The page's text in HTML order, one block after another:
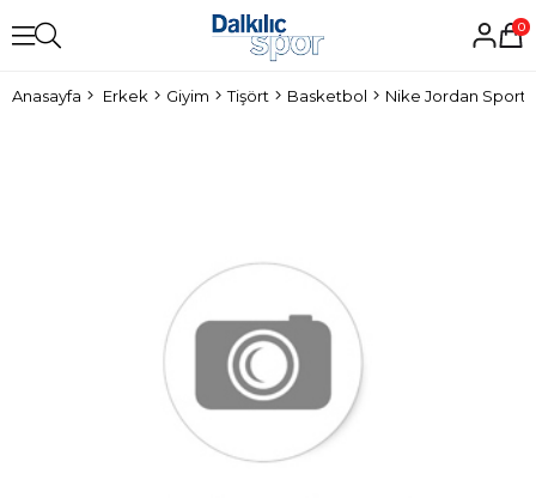
0
Anasayfa Erkek Giyim Tişört Basketbol Nike Jordan